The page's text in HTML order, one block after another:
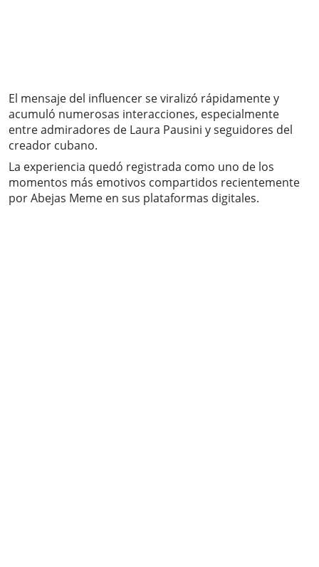
El mensaje del influencer se viralizó rápidamente y
acumuló numerosas interacciones, especialmente
entre admiradores de Laura Pausini y seguidores del
creador cubano.
La experiencia quedó registrada como uno de los
momentos más emotivos compartidos recientemente
por Abejas Meme en sus plataformas digitales.